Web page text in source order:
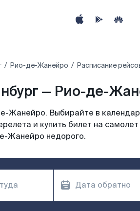
Рио-де-Жанейро Расписание
— Рио-де-
Жанейро. Выбирайте в
и купить билет на
Жанейро недорого.